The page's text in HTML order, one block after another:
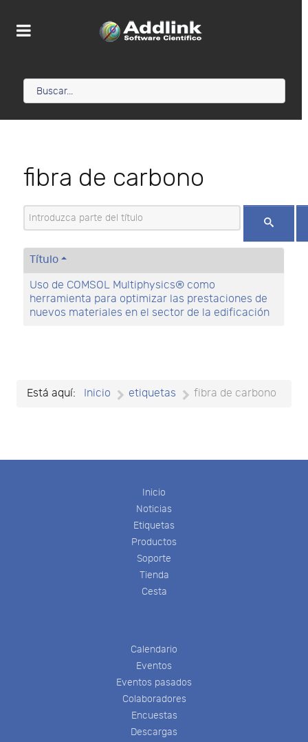
fibra de carbono
Introduzca parte del título
Título
Uso de COMSOL Multiphysics® como
herramienta para optimizar las prestaciones de
nuevos materiales en el sector de la edificación
Está aquí: Inicio etiquetas fibra de carbono
Inicio
Noticias
Etiquetas
Productos
Soporte
Tienda
Cesta
Calendario
Eventos
Eventos pasados
Colaboradores
Encuestas
Descargas